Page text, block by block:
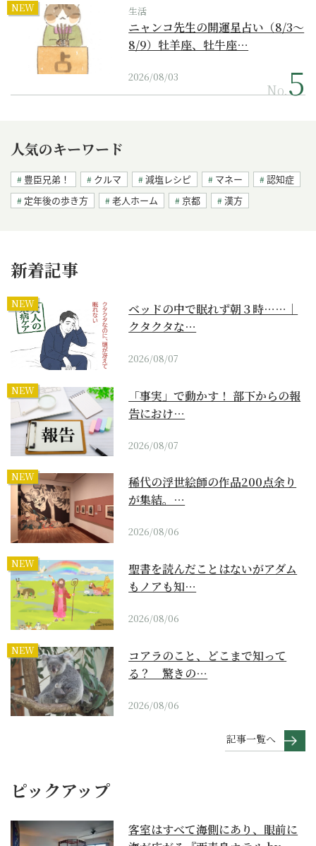
NEW 生活
ニャンコ先生の開運星占い（8/3～
8/9）牡羊座、牡牛座…
2026/08/03
No.
人気のキーワード
豊臣兄弟！ クルマ 減塩レシピ マネー
認知症
定年後の歩き方
老人ホーム 京都 漢方
新着記事
NEW
ベッドの中で眠れず朝３時……｜
クタクタな…
2026/08/07
NEW
「事実」で動かす！ 部下からの報
告におけ…
2026/08/07
NEW
稀代の浮世絵師の作品200点余り
が集結。…
2026/08/06
NEW
聖書を読んだことはないがアダム
もノアも知…
2026/08/06
NEW
コアラのこと、どこまで知って
る？ 驚きの…
2026/08/06
記事一覧へ
ピックアップ
客室はすべて海側にあり、眼前に